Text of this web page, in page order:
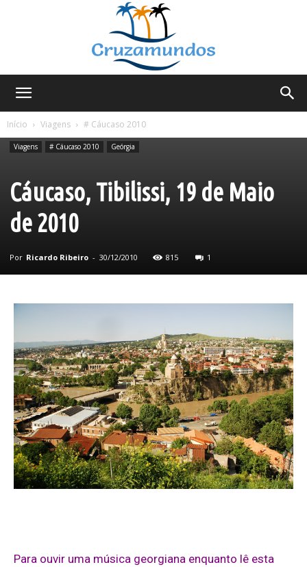
Início
Viagens # Cáucaso 2010
Viagens # Cáucaso 2010 Geórgia
Cáucaso, Tibilissi, 19 de Maio
de 2010
Por Ricardo Ribeiro - 30/12/2010 815 1
Para ouvir uma música georgiana enquanto lê esta